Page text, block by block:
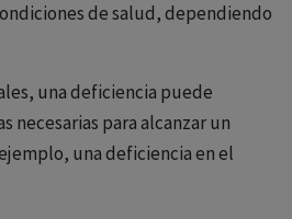
de salud, dependiendo
una deficiencia puede
necesarias para alcanzar un
una deficiencia en el